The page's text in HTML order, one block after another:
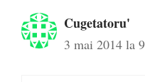
Cugetatoru'
3 mai 2014 la